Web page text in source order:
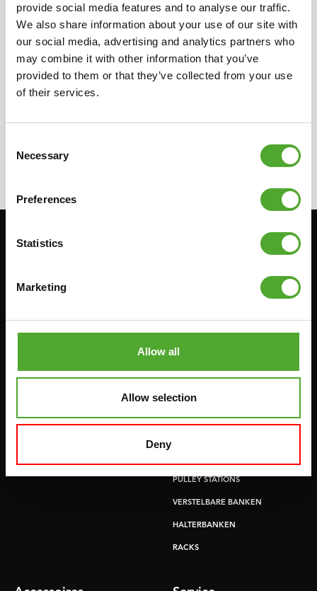
provide social media features and to analyse our traffic.
We also share information about your use of our site with
our social media, advertising and analytics partners who
may combine it with other information that you’ve
provided to them or that they’ve collected from your use
of their services.
Selection
Necessary
Preferences
Statistics
Marketing
Allow all
Allow selection
Deny
getoond, neemt u contact op met de
distributeur in uw land voor meer informatie
over onze lokale verkopers. Zij kunnen u de
benodigde informatie over de verkopers
Blijf op de hoogte: schrijf je in voor onze
PULLEY STATIONS
VERSTELBARE BANKEN
HALTERBANKEN
RACKS